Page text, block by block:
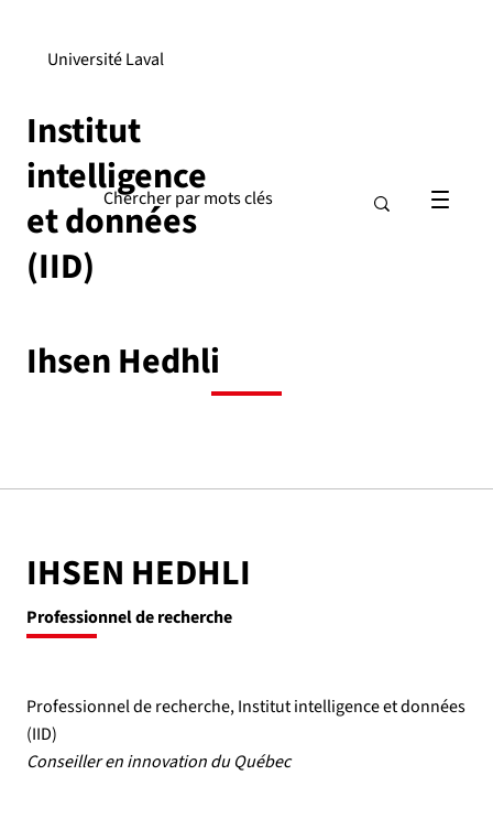
Institut
intelligence
et données
(IID)
Université Laval
Ihsen Hedhli
IHSEN HEDHLI
Professionnel de recherche
Professionnel de recherche, Institut intelligence et données
(IID)
Conseiller en innovation du Québec